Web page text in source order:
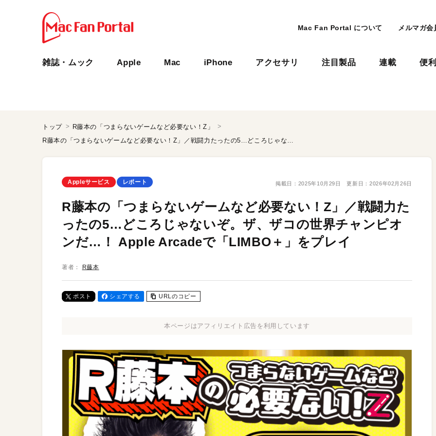
Mac Fan Portal について メルマガ会
雑誌・ムック Apple Mac iPhone アクセサリ 注目製品 連載 便
トップ
R藤本の「つまらないゲームなど必要ない！Z」
R藤本の「つまらないゲームなど必要ない！Z」／戦闘力たったの5…どころじゃないぞ。ザ、ザコの世界チャンピオンだ…！ Apple Arcadeで「LIMBO＋」をプレイ
Appleサービス レポート 掲載日： 2025年10月29日 更新日： 2026年02月26日
R藤本の「つまらないゲームなど必要ない！Z」／戦闘力た
ったの5…どころじゃないぞ。ザ、ザコの世界チャンピオ
ンだ…！ Apple Arcadeで「LIMBO＋」をプレイ
著者： R藤本
ポスト シェアする URLのコピー
本ページはアフィリエイト広告を利用しています